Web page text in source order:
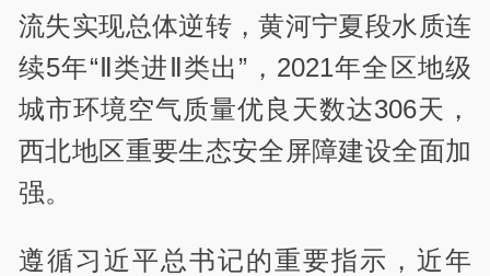
流失实现总体逆转，黄河宁夏段水质连
续5年“Ⅱ类进Ⅱ类出”，2021年全区地级
城市环境空气质量优良天数达306天，
西北地区重要生态安全屏障建设全面加
强。
遵循习近平总书记的重要指示，近年